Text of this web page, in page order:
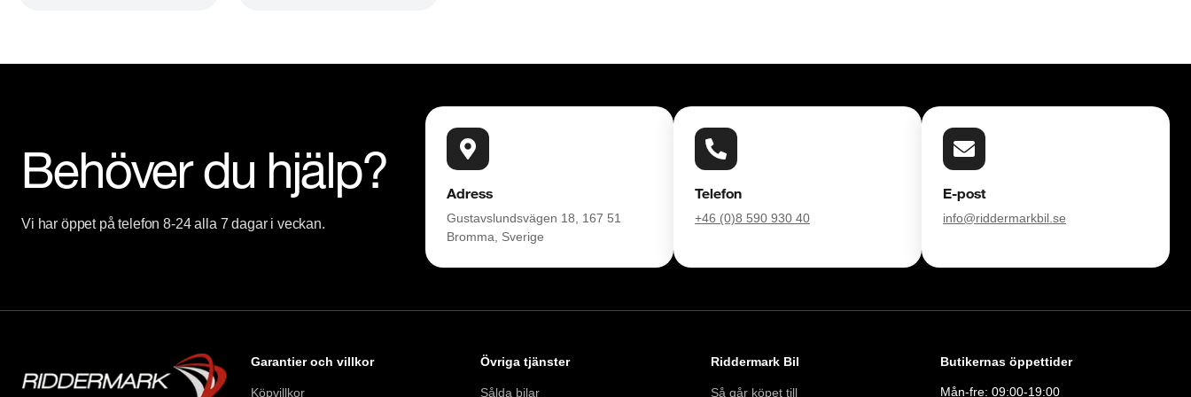
Behöver du hjälp?
Vi har öppet på telefon 8-24 alla 7 dagar i veckan.
Adress
Gustavslundsvägen 18, 167 51
Bromma, Sverige
Telefon
+46 (0)8 590 930 40
E-post
info@riddermarkbil.se
Garantier och villkor
Köpvillkor
Övriga tjänster
Sålda bilar
Riddermark Bil
Så går köpet till
Butikernas öppettider
Mån-fre: 09:00-19:00